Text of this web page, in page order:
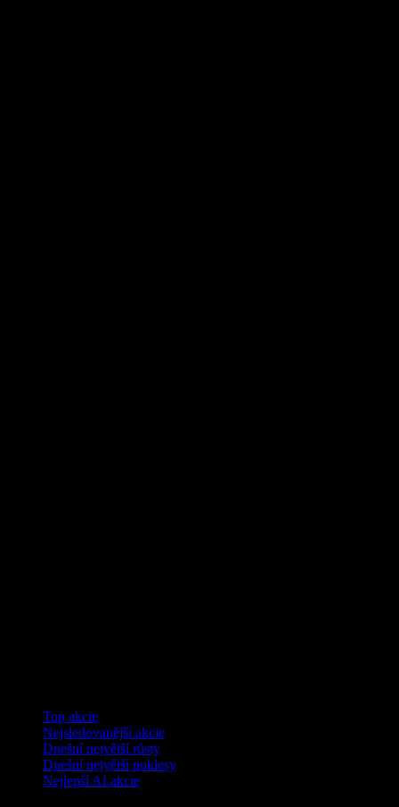
Top akcie
Nejsledovanější akcie
Dnešní největší růsty
Dnešní největší poklesy
Nejlepší AI akcie